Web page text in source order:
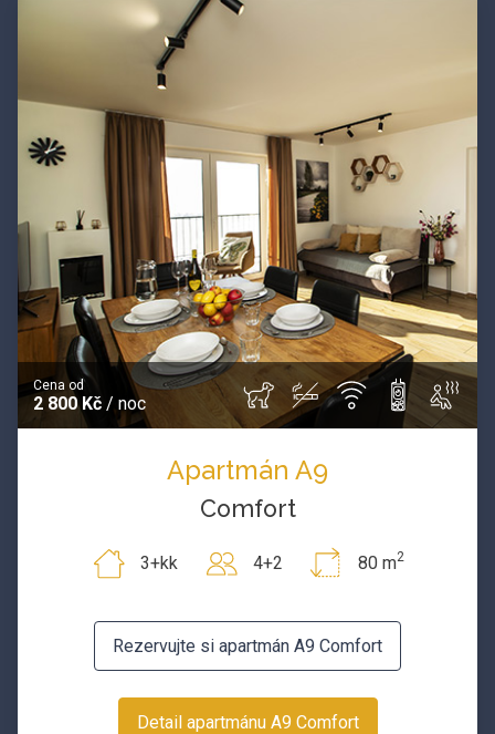
Cena od
2 800 Kč / noc
Apartmán A9
Comfort
3+kk 4+2 80 m2
Rezervujte si apartmán A9 Comfort
Detail apartmánu A9 Comfort